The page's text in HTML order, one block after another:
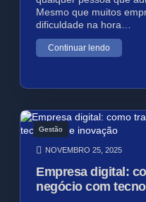
Mesmo que muitos
dificuldade na hora…
Continuar lendo
Gestão
NOVEMBRO 25, 2025
Empresa digital:
negócio com